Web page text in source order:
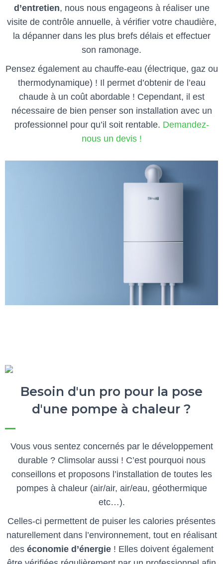
d’entretien, nous nous engageons à réaliser une
visite de contrôle annuelle, à vérifier votre chaudière,
la dépanner dans les plus brefs délais et effectuer
son ramonage.
Pensez également au chauffe-eau (électrique, gaz ou
thermodynamique) ! Il permet d’obtenir de l’eau
chaude à un coût abordable ! Cependant, il est
nécessaire de bien penser son installation avec un
professionnel pour qu’il soit rentable. Demandez-
nous un devis !
Besoin d'un pro pour la pose
d'une pompe à chaleur ?
Vous vous sentez concernés par le développement
durable ? Climsolar aussi ! C’est pourquoi nous
conseillons et proposons l’installation de toutes les
pompes à chaleur (air/air, air/eau, géothermique
etc…).
Celles-ci permettent de puiser les calories présentes
naturellement dans l’environnement, tout en réalisant
des économie d’énergie! Elles doivent également